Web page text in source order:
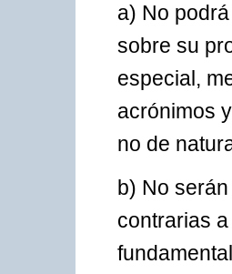
a) No
sobre su
especial,
acrónimos
no de
b) No
contrarias